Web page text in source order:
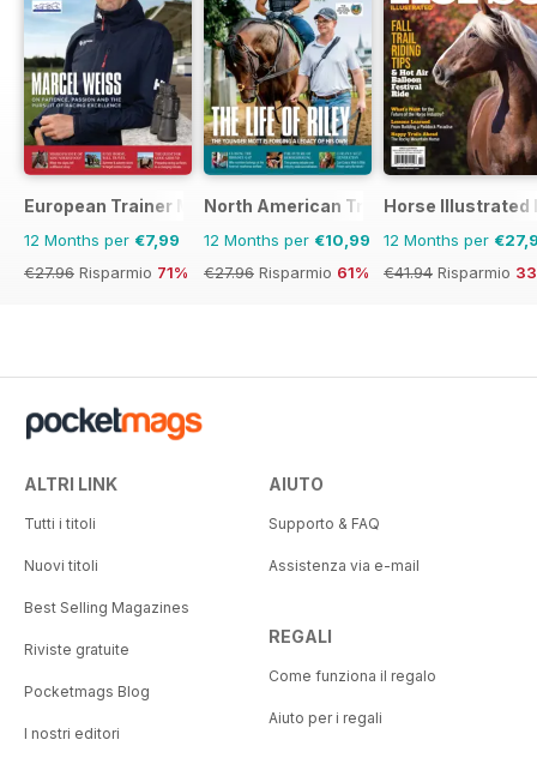
European Trainer Magazine - horse racing
12 Months per €7,99
€27.96 Risparmio 71%
North American Trainer Magazine -
12 Months per €10,99
€27.96 Risparmio 61%
Horse Illustrated
12 Months per
€41.94 Risparmio
ALTRI LINK
Tutti i titoli
Nuovi titoli
Best Selling Magazines
Riviste gratuite
Pocketmags Blog
I nostri editori
AIUTO
Supporto & FAQ
Assistenza via e-mail
REGALI
Come funziona il regalo
Aiuto per i regali